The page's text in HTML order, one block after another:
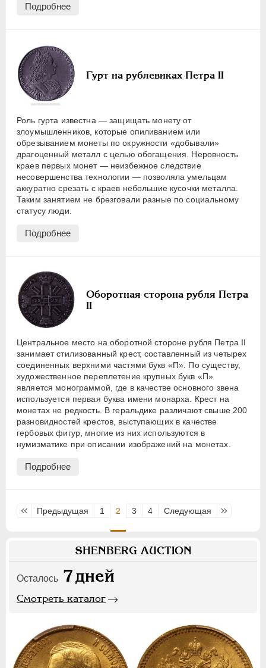
Подробнее
Гурт на рублевиках Петра II
Роль гурта известна — защищать монету от
злоумышленников, которые опиливанием или
обрезыванием монеты по окружности «добывали»
драгоценный металл с целью обогащения. Неровность
краев первых монет — неизбежное следствие
несовершенства технологии — позволяла умельцам
аккуратно срезать с краев небольшие кусочки металла.
Таким занятием не брезговали разные по социальному
статусу люди.
Подробнее
Оборотная сторона рубля Петра
II
Центральное место на оборотной стороне рубля Петра II
занимает стилизованный крест, составленный из четырех
соединенных верхними частями букв «П». По существу,
художественное переплетение крупных букв «П»
является монограммой, где в качестве основного звена
используется первая буква имени монарха. Крест на
монетах не редкость. В геральдике различают свыше 200
разновидностей крестов, выступающих в качестве
гербовых фигур, многие из них используются в
нумизматике при описании изображений на монетах.
Подробнее
ПерваяПредыдущая 1 2 3 4 Следующая Последняя
SHENBERG AUCTION
Осталось 7дней
Смотреть каталог